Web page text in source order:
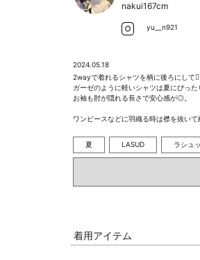
nakui167cm
yu__n921
2024.05.18
2wayで着れるシャツを柄に後ろにして
ガーゼのように軽いシャツは夏にぴっ
お袖も肘が隠れる長さで安心感が◎。
ワンピースなどに羽織る時は襟を抜いて
夏 LASUD ラシュ
着用アイテム